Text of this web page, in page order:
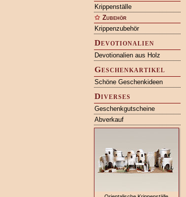
Krippenställe
Zubehör
Krippenzubehör
Devotionalien
Devotionalien aus Holz
Geschenkartikel
Schöne Geschenkideen
Diverses
Geschenkgutscheine
Abverkauf